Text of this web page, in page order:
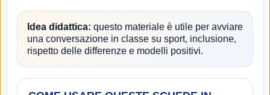
Idea didattica: questo materiale è utile per avviare
una conversazione in classe su sport, inclusione,
rispetto delle differenze e modelli positivi.